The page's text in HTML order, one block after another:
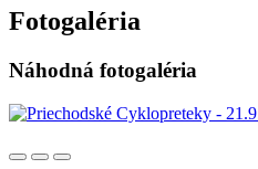
Fotogaléria
Náhodná fotogaléria